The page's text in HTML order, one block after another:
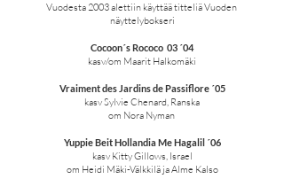
Vuodesta 2003 alettiin käyttää titteliä Vuoden
näyttelybokseri
Cocoon´s Rococo 03 ´04
kasv/om Maarit Halkomäki
Vraiment des Jardins de Passiflore ´05
kasv Sylvie Chenard, Ranska
om Nora Nyman
Yuppie Beit Hollandia Me Hagalil ´06
kasv Kitty Gillows, Israel
om Heidi Mäki-Välkkilä ja Alme Kalso